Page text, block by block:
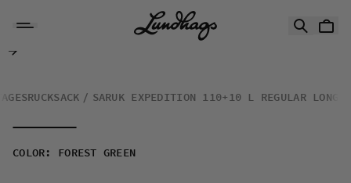
Saruk Expedition 110+10 L Regular Long
SARUK EXPEDITION 110+10 L REGULAR LONG
COLOR : FOREST GREEN